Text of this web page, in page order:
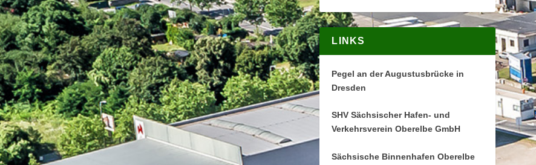
LINKS
Pegel an der Augustusbrücke in
Dresden
SHV Sächsischer Hafen- und
Verkehrsverein Oberelbe GmbH
Sächsische Binnenhafen Oberelbe